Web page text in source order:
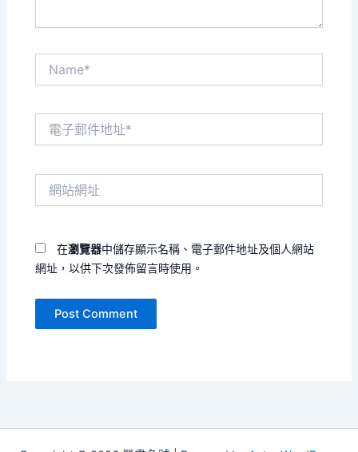
在瀏覽器中儲存顯示名稱、電子郵件地址及個人網站
網址，以供下次發佈留言時使用。